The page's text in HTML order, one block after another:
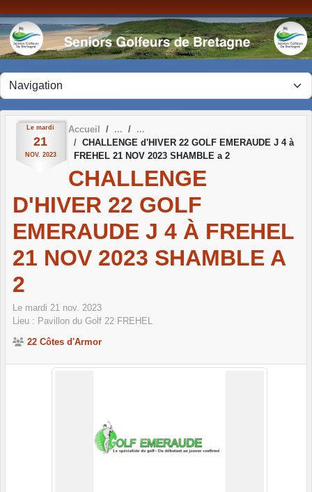
Le mardi
21
NOV. 2023
Accueil
CHALLENGE d'HIVER 22 GOLF EMERAUDE J 4 à
FREHEL 21 NOV 2023 SHAMBLE a 2
CHALLENGE
D'HIVER 22 GOLF
EMERAUDE J 4 À FREHEL
21 NOV 2023 SHAMBLE A
2
Le mardi 21 nov. 2023
Lieu : Pavillon du Golf 22 FREHEL
22 Côtes d'Armor